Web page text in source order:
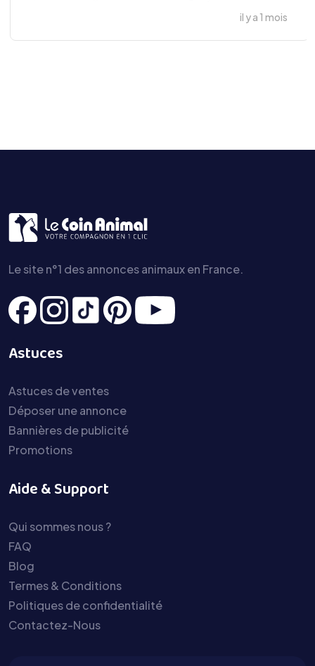
il y a 1 mois
Le site n°1 des annonces animaux en France.
Astuces
Astuces de ventes
Déposer une annonce
Bannières de publicité
Promotions
Aide & Support
Qui sommes nous ?
FAQ
Blog
Termes & Conditions
Politiques de confidentialité
Contactez-Nous